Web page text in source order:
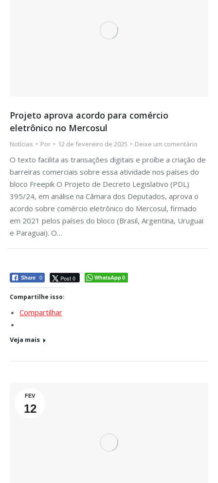
Projeto aprova acordo para comércio
eletrônico no Mercosul
Notícias Por 12 de fevereiro de 2025 Deixe um comentário
O texto facilita as transações digitais e proíbe a criação de
barreiras comerciais sobre essa atividade nos países do
bloco Freepik O Projeto de Decreto Legislativo (PDL)
395/24, em análise na Câmara dos Deputados, aprova o
acordo sobre comércio eletrônico do Mercosul, firmado
em 2021 pelos países do bloco (Brasil, Argentina, Uruguai
e Paraguai). O…
Share 0 Post 0 WhatsApp0
Compartilhe isso:
Compartilhar
Veja mais
FEV
12